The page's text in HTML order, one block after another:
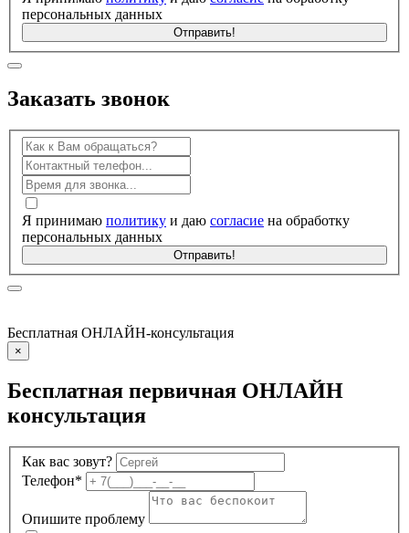
персональных данных
Отправить!
Заказать звонок
Я принимаю политику и даю согласие на обработку
персональных данных
Отправить!
Бесплатная ОНЛАЙН-консультация
×
Бесплатная первичная ОНЛАЙН
консультация
Как вас зовут?
Телефон*
Опишите проблему